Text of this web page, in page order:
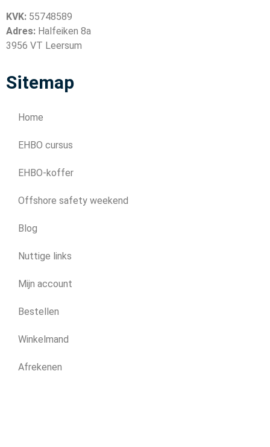
KVK: 55748589
Adres: Halfeiken 8a
3956 VT Leersum
Sitemap
Home
EHBO cursus
EHBO-koffer
Offshore safety weekend
Blog
Nuttige links
Mijn account
Bestellen
Winkelmand
Afrekenen